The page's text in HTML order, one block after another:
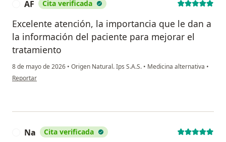
AF Cita verificada
Excelente atención, la importancia que le dan a
la información del paciente para mejorar el
tratamiento
8 de mayo de 2026 • Origen Natural. Ips S.A.S. • Medicina alternativa •
en opinión del usuario AF
Reportar
Na Cita verificada